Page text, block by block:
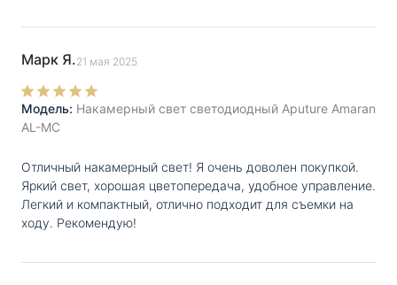
Марк Я.21 мая 2025
Модель: Накамерный свет светодиодный Aputure Amaran
AL-MC
Отличный накамерный свет! Я очень доволен покупкой.
Яркий свет, хорошая цветопередача, удобное управление.
Легкий и компактный, отлично подходит для съемки на
ходу. Рекомендую!